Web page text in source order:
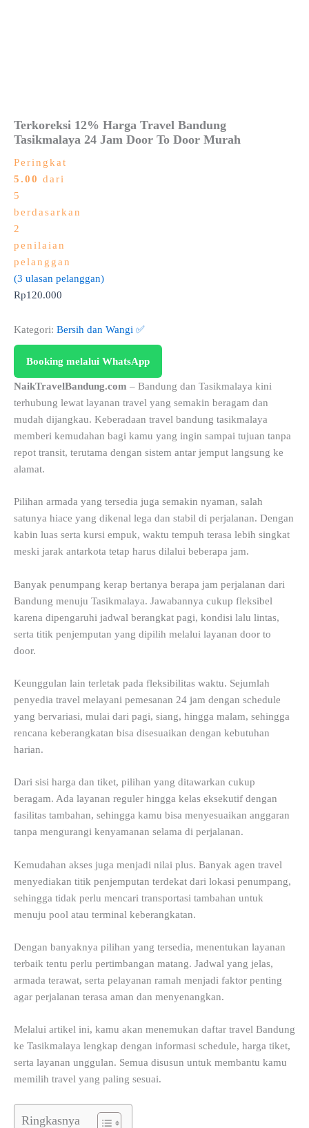
Terkoreksi 12% Harga Travel Bandung
Tasikmalaya 24 Jam Door To Door Murah
Peringkat
5.00 dari
5
berdasarkan
2
penilaian
pelanggan
(3 ulasan pelanggan)
Rp120.000
Kategori: Bersih dan Wangi ✅
Booking melalui WhatsApp
NaikTravelBandung.com – Bandung dan Tasikmalaya kini
terhubung lewat layanan travel yang semakin beragam dan
mudah dijangkau. Keberadaan travel bandung tasikmalaya
memberi kemudahan bagi kamu yang ingin sampai tujuan tanpa
repot transit, terutama dengan sistem antar jemput langsung ke
alamat.
Pilihan armada yang tersedia juga semakin nyaman, salah
satunya hiace yang dikenal lega dan stabil di perjalanan. Dengan
kabin luas serta kursi empuk, waktu tempuh terasa lebih singkat
meski jarak antarkota tetap harus dilalui beberapa jam.
Banyak penumpang kerap bertanya berapa jam perjalanan dari
Bandung menuju Tasikmalaya. Jawabannya cukup fleksibel
karena dipengaruhi jadwal berangkat pagi, kondisi lalu lintas,
serta titik penjemputan yang dipilih melalui layanan door to
door.
Keunggulan lain terletak pada fleksibilitas waktu. Sejumlah
penyedia travel melayani pemesanan 24 jam dengan schedule
yang bervariasi, mulai dari pagi, siang, hingga malam, sehingga
rencana keberangkatan bisa disesuaikan dengan kebutuhan
harian.
Dari sisi harga dan tiket, pilihan yang ditawarkan cukup
beragam. Ada layanan reguler hingga kelas eksekutif dengan
fasilitas tambahan, sehingga kamu bisa menyesuaikan anggaran
tanpa mengurangi kenyamanan selama di perjalanan.
Kemudahan akses juga menjadi nilai plus. Banyak agen travel
menyediakan titik penjemputan terdekat dari lokasi penumpang,
sehingga tidak perlu mencari transportasi tambahan untuk
menuju pool atau terminal keberangkatan.
Dengan banyaknya pilihan yang tersedia, menentukan layanan
terbaik tentu perlu pertimbangan matang. Jadwal yang jelas,
armada terawat, serta pelayanan ramah menjadi faktor penting
agar perjalanan terasa aman dan menyenangkan.
Melalui artikel ini, kamu akan menemukan daftar travel Bandung
ke Tasikmalaya lengkap dengan informasi schedule, harga tiket,
serta layanan unggulan. Semua disusun untuk membantu kamu
memilih travel yang paling sesuai.
Ringkasnya